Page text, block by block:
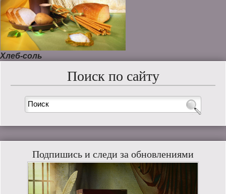
Хлеб-соль
Поиск по сайту
Подпишись и следи за обновлениями